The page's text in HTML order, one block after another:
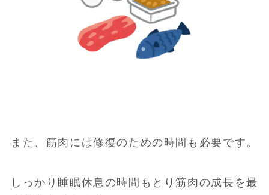
また、筋肉には修復のための時間も必要です。
しっかり睡眠休息の時間もとり筋肉の成長を最